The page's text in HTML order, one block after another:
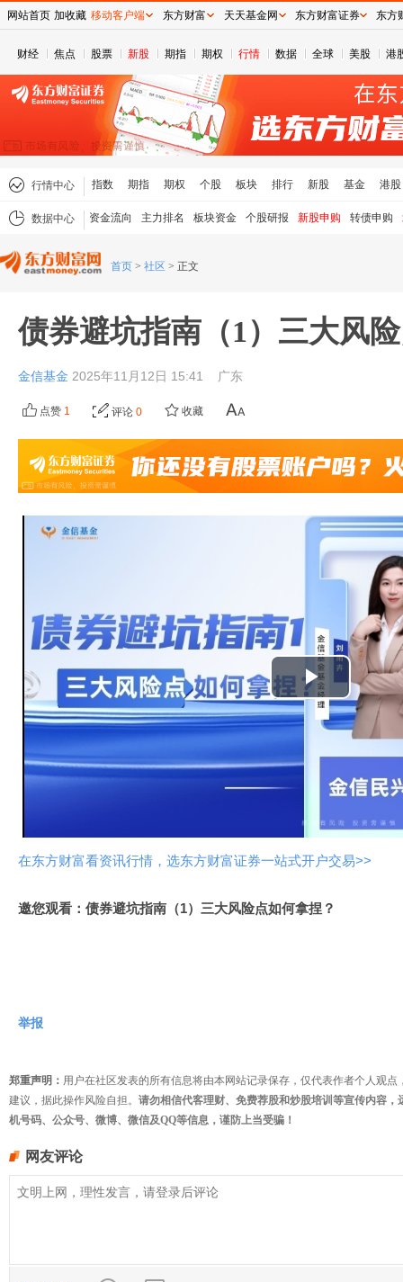
财经 焦点 股票 新股 期指 期权 行情 数据 全球 美股 港
行情中心 指数 期指 期权 个股 板块 排行 新股 基金 港股
数据中心 资金流向 主力排名 板块资金 个股研报 新股申购 转债申购
首页 > 社区 > 正文
债券避坑指南（1）三大风
金信基金 2025年11月12日 15:41 广东
点赞 1 评论 0 收藏
播
放
视
频
在东方财富看资讯行情，选东方财富证券一站式开户交易>>
邀您观看：债券避坑指南（1）三大风险点如何拿捏？
举报
郑重声明： 用户在社区发表的所有信息将由本网站记录保存，仅代表作者个人观
建议，据此操作风险自担。 请勿相信代客理财、免费荐股和炒股培训等宣传内容
机号码、公众号、微博、微信及QQ等信息，谨防上当受骗！
网友评论
网站首页 加收藏 移动客户端 东方财富 天天基金网 东方财富证券 东方